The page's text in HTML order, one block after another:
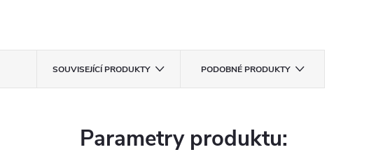
SOUVISEJÍCÍ PRODUKTY PODOBNÉ PRODUKTY
Parametry produktu: